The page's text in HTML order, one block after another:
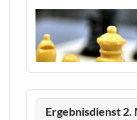
Ergebnisdienst